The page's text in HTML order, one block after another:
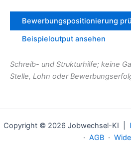
Bewerbungspositionierung
Beispieloutput ansehen
Schreib- und Strukturhilfe; keine
Stelle, Lohn oder
Copyright © 2026 Jobwechsel-KI |
· AGB·